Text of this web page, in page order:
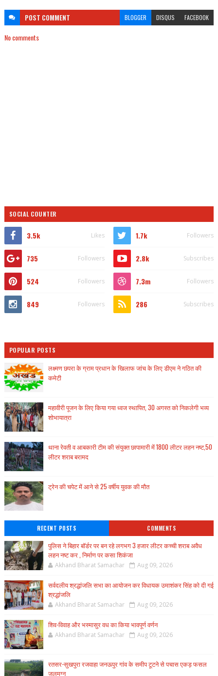
POST COMMENT BLOGGER DISQUS FACEBOOK
No comments
SOCIAL COUNTER
3.5k Likes 1.7k Followers
735 Followers 2.8k Subscribes
524 Followers 7.3m Followers
849 Followers 286 Subscribes
POPULAR POSTS
लक्ष्मण छपरा के ग्राम प्रधान के खिलाफ जांच के लिए डीएम ने गठित की
कमेटी
महावीरी पूजन के लिए किया गया ध्वज स्थापित, 30 अगस्त को निकलेगी भव्य
शोभायात्रा
थाना रेवती व आबकारी टीम की संयुक्त छापामारी में 1800 लीटर लहन नष्ट,50
लीटर शराब बरामद
ट्रेन की चपेट में आने से 25 वर्षीय युवक की मौत
RECENT POSTS COMMENTS
पुलिस ने बिहार बॉर्डर पर बन रहे लगभग 3 हजार लीटर कच्ची शराब अवैध
लहन नष्ट कर , निर्माण पर कसा शिकंजा
Akhand Bharat Samachar Aug 09, 2026
सर्वदलीय श्रद्धांजलि सभा का आयोजन कर विधायक उमाशंकर सिंह को दी गई
श्रद्धांजलि
Akhand Bharat Samachar Aug 09, 2026
शिव-विवाह और भस्मासुर वध का किया भावपूर्ण वर्णन
Akhand Bharat Samachar Aug 09, 2026
रतसर-सुखपुरा रजवाहा जनऊपुर गांव के समीप टूटने से पचास एकड़ फसल
जलमग्न